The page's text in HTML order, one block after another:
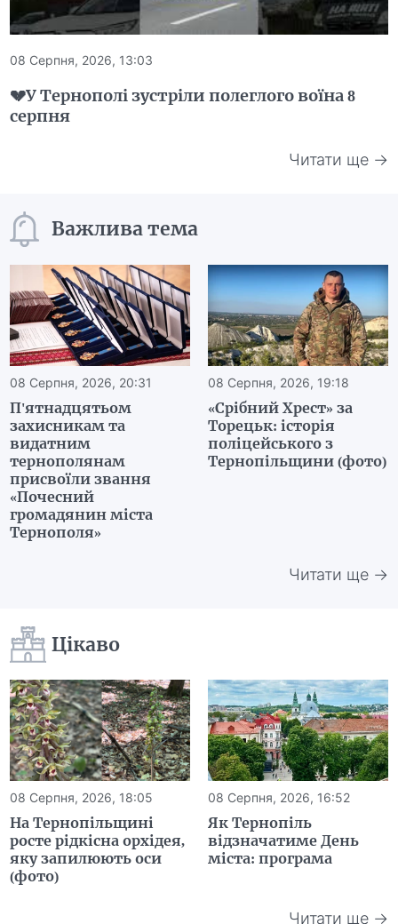
08 Серпня, 2026, 13:03
💔У Тернополі зустріли полеглого воїна 8
серпня
Читати ще →
Важлива тема
08 Серпня, 2026, 20:31
П'ятнадцятьом
захисникам та
видатним
тернополянам
присвоїли звання
«Почесний
громадянин міста
Тернополя»
08 Серпня, 2026, 19:18
«Срібний Хрест» за
Торецьк: історія
поліцейського з
Тернопільщини (фото)
Читати ще →
Цікаво
08 Серпня, 2026, 18:05
На Тернопільщині
росте рідкісна орхідея,
яку запилюють оси
(фото)
08 Серпня, 2026, 16:52
Як Тернопіль
відзначатиме День
міста: програма
Читати ще →